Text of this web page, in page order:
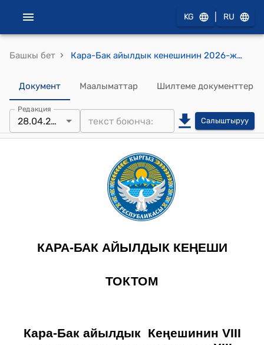
KG RU
Башкы бет › Кара-Бак айылдык кенешинин 2026-жылдын 28-апрелиндеги №6 "Кара-Бак айыл аймагынын Алты-Адыр жана Кызыл-Бел айылындагы сугат суу каналдарын Баткен райондук суу чарба башкармалыгынын эсебине өтөрүү жөнүндө" токтому
Документ Маалыматтар Шилтеме документтер
Редакция
28.04.2026 Салыштыруу